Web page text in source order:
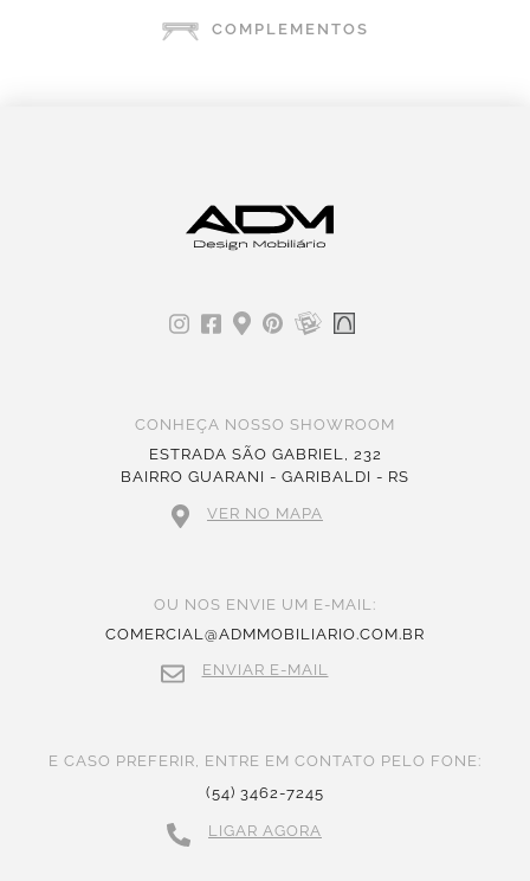
COMPLEMENTOS
CONHEÇA NOSSO SHOWROOM
ESTRADA SÃO GABRIEL, 232
BAIRRO GUARANI - GARIBALDI - RS
VER NO MAPA
OU NOS ENVIE UM E-MAIL:
COMERCIAL@ADMMOBILIARIO.COM.BR
ENVIAR E-MAIL
E CASO PREFERIR, ENTRE EM CONTATO PELO FONE:
(54) 3462-7245
LIGAR AGORA